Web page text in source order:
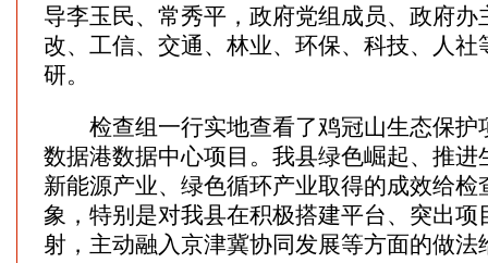
导李玉民、常秀平，政府党组成员、政府办
改、工信、交通、林业、环保、科技、人社
研。
检查组一行实地查看了鸡冠山生态保护
数据港数据中心项目。我县绿色崛起、推进
新能源产业、绿色循环产业取得的成效给检
象，特别是对我县在积极搭建平台、突出项
射，主动融入京津冀协同发展等方面的做法